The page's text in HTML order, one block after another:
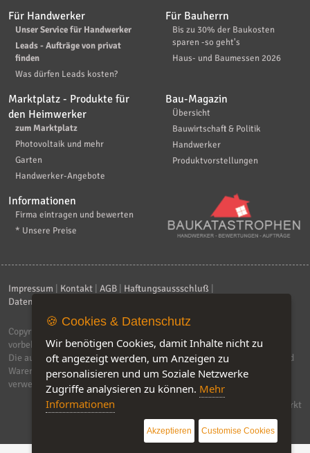
Für Handwerker
Unser Service für Handwerker
Leads - Aufträge von privat
finden
Was dürfen Leads kosten?
Für Bauherrn
Bis zu 30% der Baukosten
sparen -so geht's
Haus- und Baumessen 2026
Marktplatz - Produkte für
den Heimwerker
zum Marktplatz
Photovoltaik und mehr
Garten
Handwerker-Angebote
Bau-Magazin
Übersicht
Bauwirtschaft & Politik
Handwerker
Produktvorstellungen
Informationen
Firma eintragen und bewerten
* Unsere Preise
Impressum Kontakt AGB Haftungsaussschluß
Datenschutzerklärung
Copyright © 2026
vorbehalten.
Die auf dieser Seite verwendeten Produktbezeichnungen, Namen und
Warenzeichen sind Eigentum der jeweiligen Firmen. Unser Portal
verwendet Affiliat-Links, für dir wir Geld erhalten.
Software by IQ-Markt
🍪 Cookies & Datenschutz
Wir benötigen Cookies, damit Inhalte nicht zu
oft angezeigt werden, um Anzeigen zu
personalisieren und um Soziale Netzwerke
Zugriffe analysieren zu können. Mehr
Informationen
Akzeptieren Customise Cookies